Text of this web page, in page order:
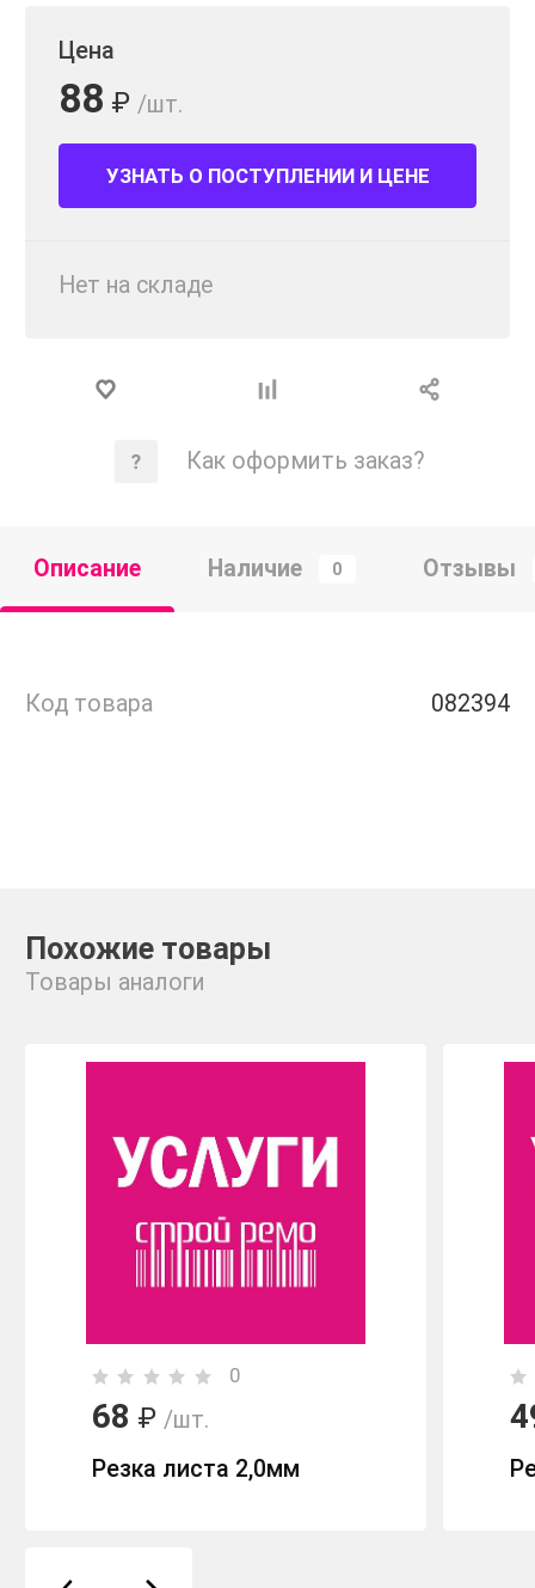
Цена
88 ₽ /шт.
УЗНАТЬ О ПОСТУПЛЕНИИ И ЦЕНЕ
Нет на складе
Как оформить заказ?
Описание Наличие 0 Отзывы
Код товара 082394
Похожие товары
Товары аналоги
0
68 ₽ /шт.
Резка листа 2,0мм